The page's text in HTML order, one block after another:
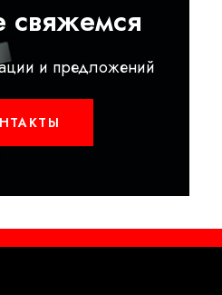
свяжемся
и предложений